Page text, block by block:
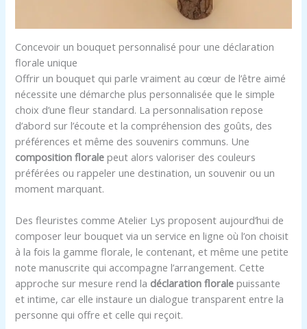
Concevoir un bouquet personnalisé pour une déclaration
florale unique
Offrir un bouquet qui parle vraiment au cœur de l’être aimé
nécessite une démarche plus personnalisée que le simple
choix d’une fleur standard. La personnalisation repose
d’abord sur l’écoute et la compréhension des goûts, des
préférences et même des souvenirs communs. Une
composition florale peut alors valoriser des couleurs
préférées ou rappeler une destination, un souvenir ou un
moment marquant.
Des fleuristes comme Atelier Lys proposent aujourd’hui de
composer leur bouquet via un service en ligne où l’on choisit
à la fois la gamme florale, le contenant, et même une petite
note manuscrite qui accompagne l’arrangement. Cette
approche sur mesure rend la déclaration florale puissante
et intime, car elle instaure un dialogue transparent entre la
personne qui offre et celle qui reçoit.